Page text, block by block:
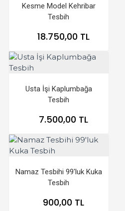
Kesme Model Kehribar
Tesbih
18.750,00 TL
Usta İşi Kaplumbağa
Tesbih
7.500,00 TL
Namaz Tesbihi 99'luk Kuka
Tesbih
900,00 TL